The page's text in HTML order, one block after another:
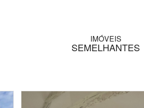
IMÓVEIS
SEMELHANTES